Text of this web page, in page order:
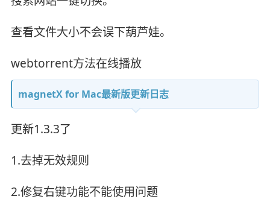
查看文件大小不会误下葫芦娃。
webtorrent方法在线播放
magnetX for Mac最新版更新日志
更新1.3.3了
1.去掉无效规则
2.修复右键功能不能使用问题